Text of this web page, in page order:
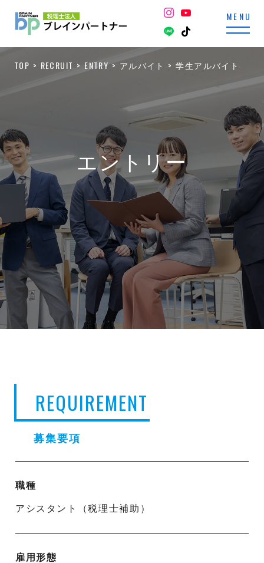
TOP RECRUIT ENTRY アルバイト 学生アルバイト
エントリー
REQUIREMENT
募集要項
職種
アシスタント（税理士補助）
雇用形態